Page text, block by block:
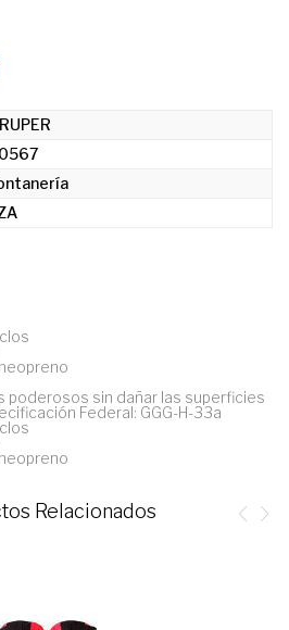
poderosos sin dañar las superficies
Federal: GGG-H-33a
Relacionados